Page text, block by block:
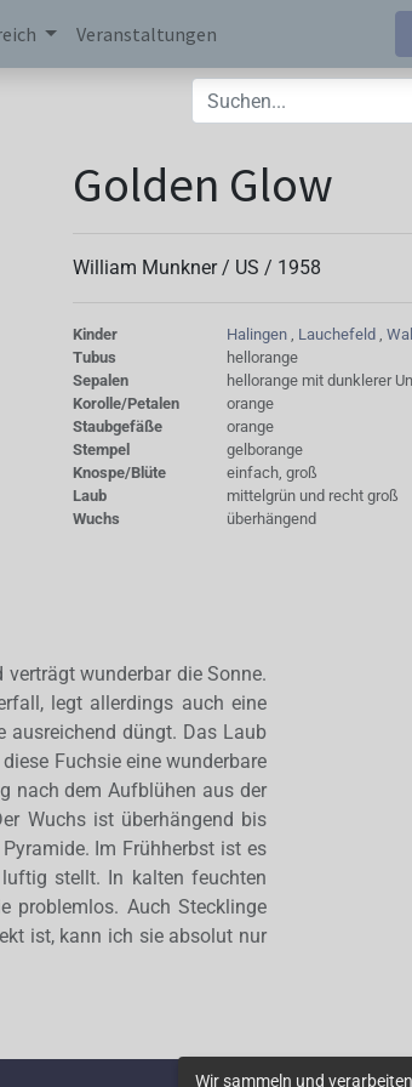
Veranstaltungen
Golden Glow
William Munkner / US / 1958
Kinder Halingen , Lauchefeld ,
Tubus
hellorange
Sepalen
hellorange mit dunklerer
Korolle/Petalen
orange
Staubgefäße
orange
Stempel
gelborange
Knospe/Blüte
einfach, groß
Laub
mittelgrün und recht groß
Wuchs
überhängend
wunderbar die Sonne.
legt allerdings auch eine
ausreichend düngt. Das Laub
Fuchsie eine wunderbare
nach dem Aufblühen aus der
Wuchs ist überhängend bis
Im Frühherbst ist es
luftig stellt. In kalten feuchten
problemlos. Auch Stecklinge
ist, kann ich sie absolut nur
Wir sammeln und